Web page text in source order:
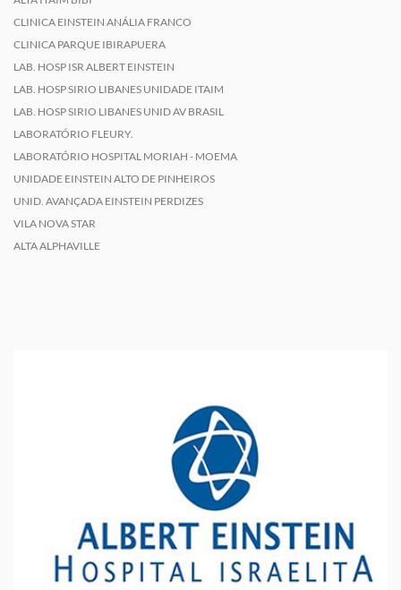
CLINICA EINSTEIN ANÁLIA FRANCO
CLINICA PARQUE IBIRAPUERA
LAB. HOSP ISR ALBERT EINSTEIN
LAB. HOSP SIRIO LIBANES UNIDADE ITAIM
LAB. HOSP SIRIO LIBANES UNID AV BRASIL
LABORATÓRIO FLEURY.
LABORATÓRIO HOSPITAL MORIAH - MOEMA
UNIDADE EINSTEIN ALTO DE PINHEIROS
UNID. AVANÇADA EINSTEIN PERDIZES
VILA NOVA STAR
ALTA ALPHAVILLE